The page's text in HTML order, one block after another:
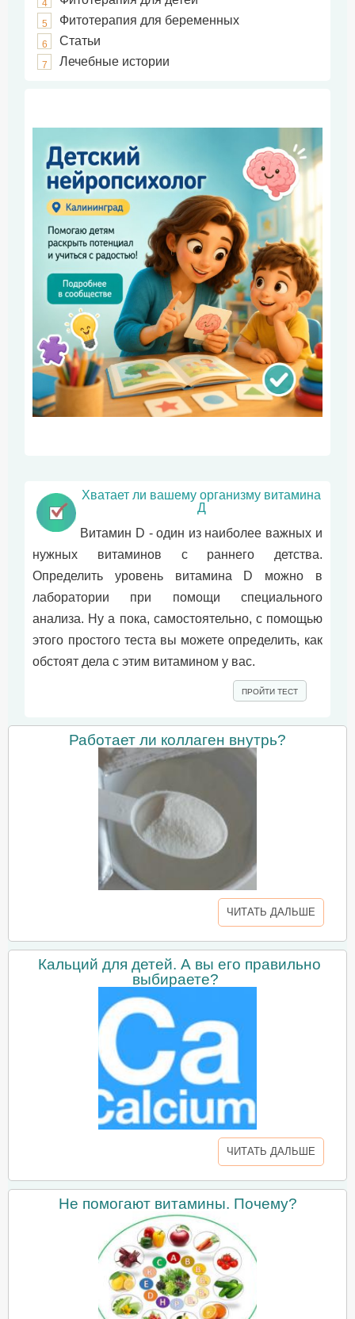
4
5 Фитотерапия для беременных
6 Статьи
7 Лечебные истории
Хватает ли вашему организму витамина
Д
Витамин D - один из наиболее важных и
нужных витаминов с раннего детства.
Определить уровень витамина D можно в
лаборатории при помощи специального
анализа. Ну а пока, самостоятельно, c помощью
этого простого теста вы можете определить, как
обстоят дела с этим витамином у вас.
ПРОЙТИ ТЕСТ
Работает ли коллаген внутрь?
ЧИТАТЬ ДАЛЬШЕ
Кальций для детей. А вы его правильно
выбираете?
ЧИТАТЬ ДАЛЬШЕ
Не помогают витамины. Почему?